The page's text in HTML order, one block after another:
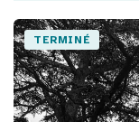
TERMINÉ